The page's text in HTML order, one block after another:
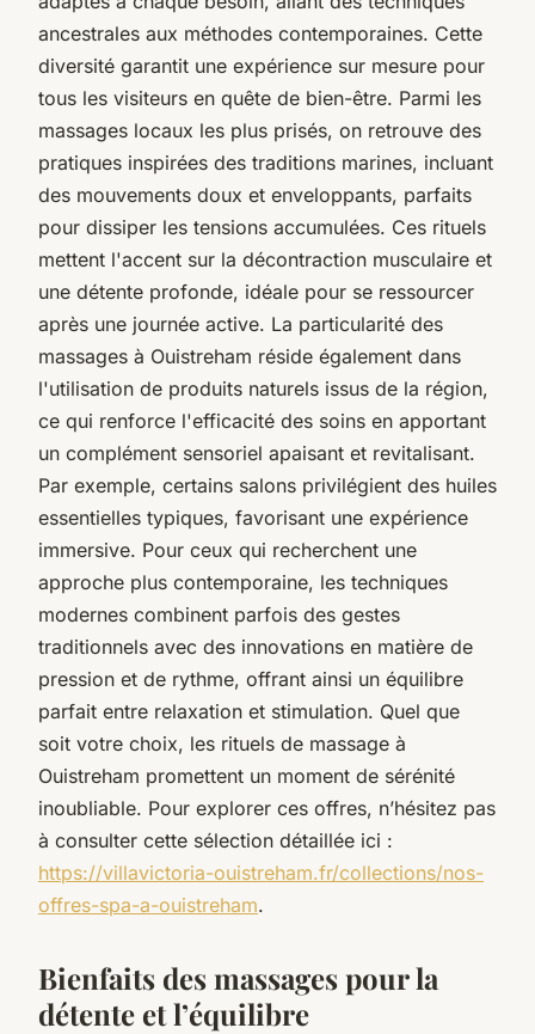
ancestrales aux méthodes contemporaines. Cette
diversité garantit une expérience sur mesure pour
tous les visiteurs en quête de bien-être. Parmi les
massages locaux les plus prisés, on retrouve des
pratiques inspirées des traditions marines, incluant
des mouvements doux et enveloppants, parfaits
pour dissiper les tensions accumulées. Ces rituels
mettent l'accent sur la décontraction musculaire et
une détente profonde, idéale pour se ressourcer
après une journée active. La particularité des
massages à Ouistreham réside également dans
l'utilisation de produits naturels issus de la région,
ce qui renforce l'efficacité des soins en apportant
un complément sensoriel apaisant et revitalisant.
Par exemple, certains salons privilégient des huiles
essentielles typiques, favorisant une expérience
immersive. Pour ceux qui recherchent une
approche plus contemporaine, les techniques
modernes combinent parfois des gestes
traditionnels avec des innovations en matière de
pression et de rythme, offrant ainsi un équilibre
parfait entre relaxation et stimulation. Quel que
soit votre choix, les rituels de massage à
Ouistreham promettent un moment de sérénité
inoubliable. Pour explorer ces offres, n’hésitez pas
à consulter cette sélection détaillée ici :
https://villavictoria-ouistreham.fr/collections/nos-
offres-spa-a-ouistreham.
Bienfaits des massages pour la
détente et l’équilibre